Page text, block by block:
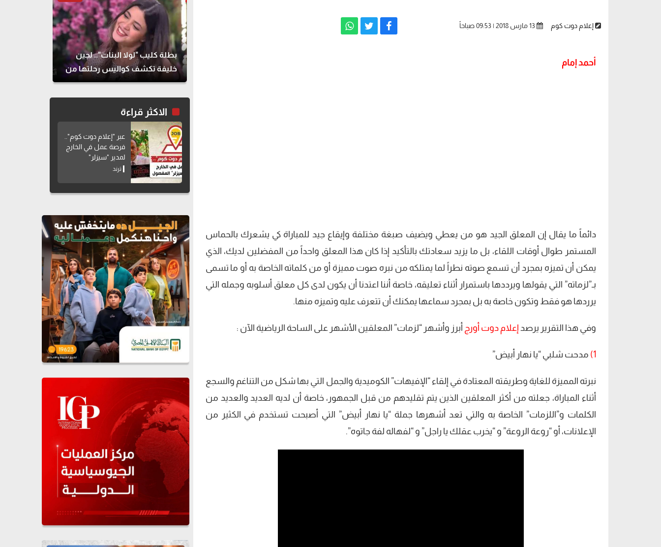
إعلام دوت كوم
أحمد إمام
دائماً ما يقال إن المعلق الجيد هو من يعطي ويضيف صبغة مختلفة وإيقاع جيد للمباراة كي يشعرك بالحماس
المستمر طوال أوقات اللقاء، بل ما يزيد سعادتك بالتأكيد إذا كان هذا المعلق واحداً من المفضلين لديك، الذي
يمكن أن تميزه بمجرد أن تسمع صوته نطراً لما يمتلكه من نبره صوت مميزة أو من كلماته الخاصة به أو ما تسمى
بـ”لزماته” التي يقولها ويرددها باستمرار أثناء تعليقه، خاصة أننا اعتدنا أن يكون لدى كل معلق أسلوبه وجمله التي
يرردها هو فقط وتكون خاصة به بل بمجرد سماعها يمكنك أن تتعرف عليه وتميزه منها.
وفي هذا التقرير يرصد إعلام دوت أورج أبرز وأشهر “لزمات” المعلقين الأشهر على الساحة الرياضية الآن :
1) مدحت شلبي “يا نهار أبيض”
نبرته المميزة للغاية وطريقته المعتادة في إلقاء “الإفيهات” الكوميدية والجمل التي بها شكل من التناغم والسجع
أثناء المباراة، جعلته من أكثر المعلقين الذين يتم تقليدهم من قبل الجمهور، خاصة أن لديه العديد والعديد من
الكلمات و”اللزمات” الخاصة به والتي تعد أشهرها جملة “يا نهار أبيض” التي أصبحت تستخدم في الكثير من
الإعلانات، أو “روعة الروعة” و “يخرب عقلك يا راجل” و “لفهاله لفة جاتوه”.
بطلة كليب "لولا البنات".. لجين
خليفة تكشف كواليس رحلتها من
الطب للتمثيل
الاكثر قراءة
عبر "إعلام دوت كوم"..
فرصة عمل في الخارج
لمدير "سيزلر"
المفصول
ترند